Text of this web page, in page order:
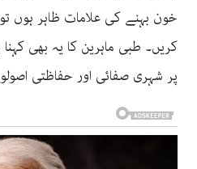
خون بہنے کی علامات ظاہر ہوں
کریں۔ طبی ماہرین کا یہ بھی
پر شہری صفائی اور حفاظتی